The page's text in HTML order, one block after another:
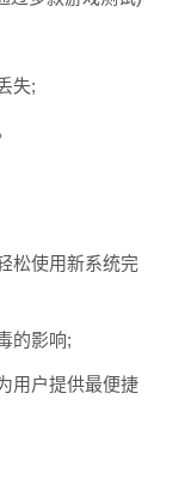
失;
松使用新系统完
的影响;
用户提供最便捷